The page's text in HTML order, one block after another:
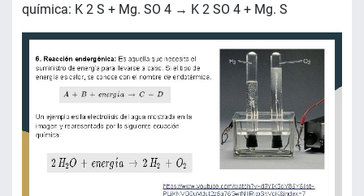
química: K 2 S + Mg. SO 4 → K 2 SO 4 + Mg. S